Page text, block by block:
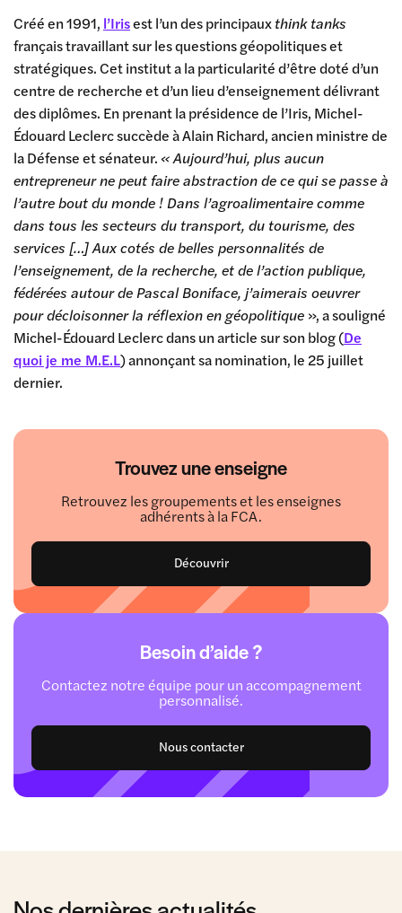
Trouvez une enseigne
Retrouvez les groupements et les enseignes
adhérents à la FCA.
Découvrir
Besoin d’aide ?
Contactez notre équipe pour un accompagnement
personnalisé.
Nous contacter
Créé en 1991, l’Irisest l’un des principauxthink tanks
français travaillant sur les questions géopolitiques et
stratégiques. Cet institut a la particularité d’être doté d’un
centre de recherche et d’un lieu d’enseignement délivrant
des diplômes. En prenant la présidence de l’Iris, Michel-
Édouard Leclerc succède à Alain Richard, ancien ministre de
la Défense et sénateur.« Aujourd’hui, plus aucun
entrepreneur ne peut faire abstraction de ce qui se passe à
l’autre bout du monde ! Dans l’agroalimentaire comme
dans tous les secteurs du transport, du tourisme, des
services […] Aux cotés de belles personnalités de
l’enseignement, de la recherche, et de l’action publique,
fédérées autour de Pascal Boniface, j’aimerais oeuvrer
pour décloisonner la réflexion en géopolitique », a souligné
Michel-Édouard Leclerc dans un article sur son blog (De
quoi je me M.E.L) annonçant sa nomination, le 25 juillet
dernier.